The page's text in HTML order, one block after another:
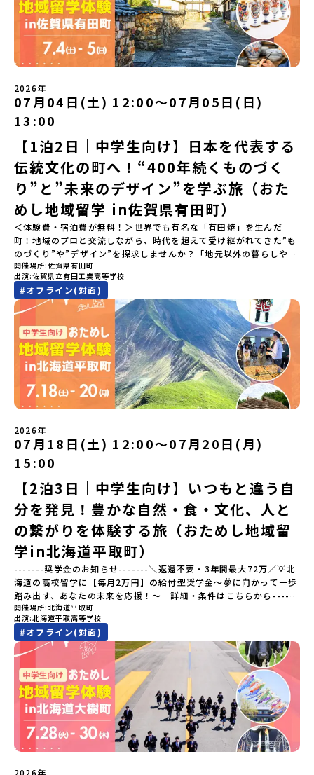
🔥／おためし地域留学 3つのワクワク🔥🔥 ①スマホじゃわからない
「圧倒的な感動」！教科書を読むだけじゃわからない、その地域な
らではの大自然や歴史を「五感」でフル体験！カヌーに乗ったり、
伝統文化に触れたり、本物の冒険が待っています！🔥 ②「初めまし
て」が「一生の友達」に変わる！全国から「新しいことに挑戦した
い！」「今の自分を変えたい！」と思っている同世代の中学生が大
集合！地元の高校生と一緒にご飯を食べて語り合えば、たった数日
で最高の仲間になる！🔥 ③宿泊費・体験費はなんと【無料】！親元
を離れる初めての一人旅でも大丈夫。頼れるスタッフがしっかりサ
ポートするので安心・安全です！ーーーーーーーーーーーーーーー
ーーーーーーーーー📺 全体オンライン説明会（アーカイブ配信）
2026年4月22日に開催された説明会の録画をご覧いただけます。こ
の動画を見れば、あなたの「なんとなく不安」が「絶対に行ってみ
たい！」に変わるはず💡お家からリラックスして視聴してみてくだ
さいね😊▶︎全体説明会のアーカイブはこちら（アーカイブを視聴す
る）YouTube：https://youtu.be/Yt8nd04aNgA?
si=e5erbspvwz5O8_uF【アーカイブ内容】・おためし地域留学の
魅力・メリット・2026年度、日本全国20以上の対象地域について・
安心のサポート体制・質疑応答※各地域の詳細なプログラムは、以
下の【STEP2】個別説明会にて紹介しています。ーーーーーーーー
ーーーーーーーーーーーーーーーー💡疑問も不安もワクワクに変え
る！2つのステップ知りたいことに合わせて、2つの説明会をご活用
ください！【STEP1】全体オンライン説明会の視聴（☆上の動画で
いつでも視聴可能です） 〜まずは「おためし地域留学」を知りたい
方へ〜プログラムの全体像や魅力、サポート体制について解説しま
す。 【STEP2】個別プログラム説明会（☆順次ページを公開しま
す）〜「地域別のプログラム」を具体的に知りたい方へ〜 「現地で
は何をするの？」という疑問にお答えする説明会です。その場所な
らではのプログラムをたっぷりお伝えします！🚩現在公開中の個別
説明会はこちらから（順次公開予定）【5/7(木)】北海道平取町
【5/8(金)】熊本県芦北町▼おためし地域留学の情報▼おためし地域
体験」のプログラム開催情報を公式LINEにて配信中！ぜひご登録く
ださい♪気になることや不安な点は、LINEから気軽にご相談くださ
い。👉 【LINE登録はこちら】
2026年
07月04日(土) 12:00〜07月05日(日)
13:00
【1泊2日｜中学生向け】日本を代表する
伝統文化の町へ！“400年続くものづく
り”と”未来のデザイン”を学ぶ旅（おた
めし地域留学 in佐賀県有田町）
＜体験費・宿泊費が無料！＞世界でも有名な「有田焼」を生んだ
町！地域のプロと交流しながら、時代を超えて受け継がれてきた”も
のづくり”や”デザイン”を探求しませんか？「地元以外の暮らしや文
化が気になる。いつか留学してみたい！」「豊かな自然と伝統文
化、町並みに興味がある！」「ものづくりやきれいなデザインが好
き！」そんな中学生のみなさんにおすすめ！「おためし地域留学体
験」は、日本全国約200の高校と連携し、地域の枠を超えて学校生活
を送る「地域みらい留学」をプチ体験できるプログラムです。はじ
めてのひとり旅でも安心！現地でもスタッフがしっかりとサポート
いたします。今回のフィールドは「佐賀県有田町（ありたちょ
う）」佐賀県の西部にある有田町は、江戸時代から400年以上続く
「窯業（ようぎょう）」の町。 窯（かま）で粘土を焼いてつくるも
のづくりが、この町の文化として今も受け継がれています。世界で
も知られる「有田焼」は、この窯業の中から生まれました。長い歴
史の中で積み重ねられてきた技術や工夫、そして“つくる人の想
い”が、この町には残っています。また、文化施設が「日本遺産」や
「日本の20世紀遺産」に認定されるなど日本を代表する伝統工芸の
町です。さらに、有田町には「日本の棚田百選」に選ばれた「岳の
棚田（たなだ）」や「名水百選」や「水源の森百選」に選ばれた
「竜門峡（りゅうもんきょう）」など、思わず立ち止まりたくなる
ような自然も広がり、歴史・文化・自然が重なり合う、“本物”に出
会える場所です。そんな歴史・文化が豊かな佐賀県有田町で実際に
町を歩きながら学ぶフィールドワークをしたり、有田焼づくりに関
わる職人、町で暮らすプロデザイナー、地元の高校で学ぶ生徒など
と交流しながら「伝統的なものづくり」や「未来のデザイン」を一
緒に探求できます。ただ体験するだけじゃなくて、 “どうしてこの形
なんだろう？” “自分だったらどんなデザインにする？” そんなふう
に考える時間も、このプログラムの大切なポイントです。ここで出
会う人や体験が、自分の「好き」や「未来」につながるかもしれま
せん。この町でしかできない、ちょっと特別な体験を、ぜひ楽しん
でみませんか？体験のおすすめポイント体験プログラム内容（予
定）＜１日目＞（PM）「オリエンテーション・自己紹介ワーク」
「有田工業高校見学」 -陶芸技術をまなぶ！「セラミック科」のま
なび場を体験 -デザインセンスをまなぶ！「デザイン科」のまなび
場を体験「フィールドワーク」 -有田の歴史ある名所巡り -有田
の歴史的な町並みを体感する「有田焼絵付けアクティビティ」 -職
人さんからまなぶ！有田焼伝統の「絵付け」体験ワークショップ
（協力：clay studio）「みんなで楽しもう！BBQ」 -BBQづく
り -仲間や地元の高校生、町の大人たちと交流・対話＜２日目＞
（AM）「1日目の振り返り」「ワークショップ」 -ゲスト講師によ
（PM）「ランチ/お土産タイム」解散※天候の状況や参加人数によ
開催場所 佐賀県有田町
出演 佐賀県立有田工業高等学校
#オフライン(対面)
2026年
07月18日(土) 12:00〜07月20日(月)
15:00
【2泊3日｜中学生向け】いつもと違う自
分を発見！豊かな自然・食・文化、人と
の繋がりを体験する旅（おためし地域留
学in北海道平取町）
-------奨学金のお知らせ-------＼返還不要・3年間最大72万／💡北
海道の高校留学に【毎月2万円】の給付型奨学金～夢に向かって一歩
踏み出す、あなたの未来を応援！～ 詳細・条件はこちらから------
---------------------------＜体験費・宿泊費が無料＞累計3,000万
部以上販売された大人気マンガ「ゴールデンカムイ」の実写版映画
に登場する町！北海道の「アイヌ文化継承の地」で自然や食を体験
してみませんか？「地元以外の地域の暮らしが気になる。いつか留
学してみたい！」「アイヌ文化の歴史や、マンガに登場する世界を
自分の手で探求したい！」「自然が好きでもっと触れてあそびた
い！」そんな中学生のみなさんにおすすめ！「おためし地域留学体
験」は、日本全国約200の高校と連携し、地域の枠を超えて学校生活
を送る「地域みらい留学」をプチ体験できるプログラムです。はじ
めてのひとり旅でも安心！現地でもスタッフがしっかりとサポート
いたします。今回のフィールドは「北海道平取町（びらとりちょ
う）」北海道の南に位置する平取町（びらとりちょう）。壮大な自
然と「アイヌ文化」が継承されている町として広く知られていま
開催場所 北海道平取町
出演 北海道平取高等学校
#オフライン(対面)
2026年